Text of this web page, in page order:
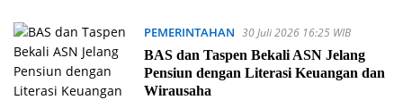
PEMERINTAHAN 30 Juli 2026 16:25 WIB
BAS dan Taspen Bekali ASN Jelang
Pensiun dengan Literasi Keuangan dan
Wirausaha